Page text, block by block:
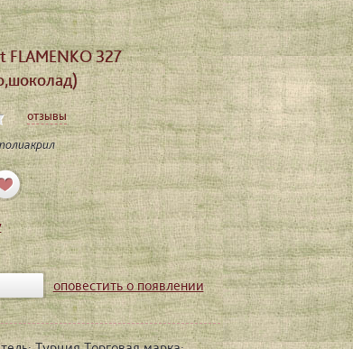
327
отзывы
оповестить о появлении